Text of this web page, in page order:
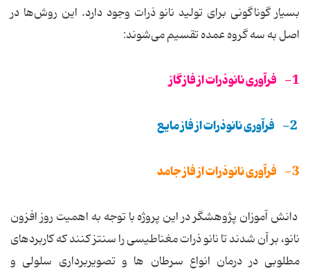
بسیار گوناگونی برای تولید نانو ذرات وجود دارد. این روش‌ها در
اصل به سه گروه عمده تقسیم می‌شوند:
1- فرآوری نانوذرات از فاز گاز
3- فرآوری نانوذرات از فاز جامد
دانش آموزان پژوهشگر در این پروژه با توجه به اهمیت روز افزون
نانو، بر آن شدند تا نانو ذرات مغناطیسی را سنتز کنند که کاربردهای
مطلوبی در درمان انواع سرطان ها و تصویربرداری سلولی و